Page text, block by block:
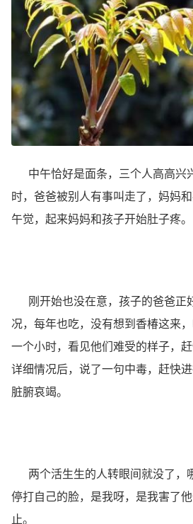
中午恰好是面条，三个人高高兴
时，爸爸被别人有事叫走了，妈妈
午觉，起来妈妈和孩子开始肚子疼。
刚开始也没在意，孩子的爸爸正
况，每年也吃，没有想到香椿这来
一个小时，看见他们难受的样子，
详细情况后，说了一句中毒，赶快
脏腑哀竭。
两个活生生的人转眼间就没了，
停打自己的脸，是我呀，是我害了
止。